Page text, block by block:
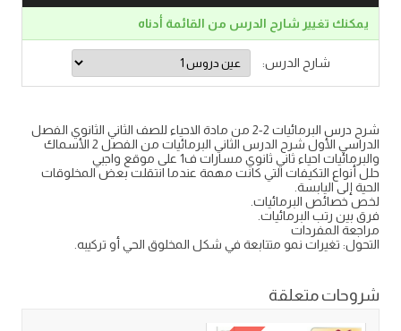
يمكنك تغيير شارح الدرس من القائمة أدناه
شارح الدرس:
شرح درس البرمائيات 2-2 من مادة الاحياء للصف الثاني الثانوي الفصل
الدراسي الأول شرح الدرس الثاني البرمائيات من الفصل 2 الأسماك
والبرمائيات احياء ثاني ثانوي مسارات ف1 على موقع واجبي
حلل أنواع التكيفات التي كانت مهمة عندما انتقلت بعض المخلوقات
الحية إلى اليابسة.
لخص خصائص البرمائيات.
فرق بين رتب البرمائيات.
مراجعة المفردات
التحول: تغيرات نمو متتابعة في شكل المخلوق الحي أو تركيبه.
شروحات متعلقة